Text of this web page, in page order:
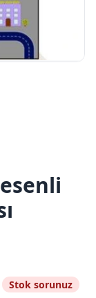
Stok sorunuz